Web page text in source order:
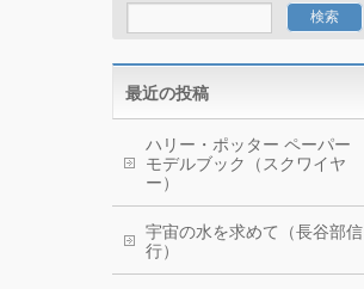
最近の投稿
ハリー・ポッター ペーパー
モデルブック（スクワイヤ
ー）
宇宙の水を求めて（長谷部信
行）